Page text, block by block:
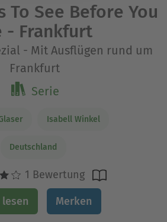
To See Before You
- Frankfurt
- Mit Ausflügen rund um
Frankfurt
Serie
Isabell Winkel
Deutschland
1 Bewertung
lesen Merken